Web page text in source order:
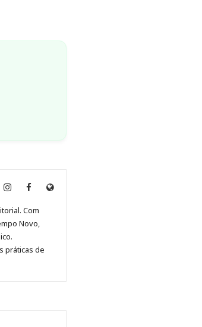
Anny
no
Instagram
Anny
no
Facebook
Site
Com
Novo,
práticas de